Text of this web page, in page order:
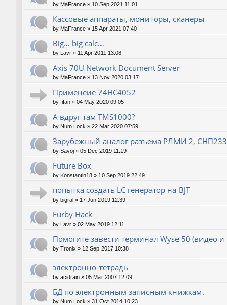
by MaFrance » 10 Sep 2021 11:01
Кассовые аппараты, мониторы, сканеры
by MaFrance » 15 Apr 2021 07:40
Big… big calc…
by Lavr » 11 Apr 2011 13:08
Axis 70U Network Document Server
by MaFrance » 13 Nov 2020 03:17
Применеие 74HC4052
by fifan » 04 May 2020 09:05
А вдруг там TMS1000?
by Num Lock » 22 Mar 2020 07:59
Зарубежный аналог разъема РЛМИ-2,
by Savoj » 05 Dec 2019 11:19
Future Box
by Konstantin18 » 10 Sep 2019 22:49
попытка создать LC генератор на BJT
by bigral » 17 Jun 2019 12:39
Furby Hack
by Lavr » 02 May 2019 12:11
Помогите завести терминал Wyse 50 (видео и
by Tronix » 12 Sep 2017 10:38
электронно-тетрадь
by acidrain » 05 Mar 2007 12:09
БД по электронным записным книжкам.
by Num Lock » 31 Oct 2014 10:23